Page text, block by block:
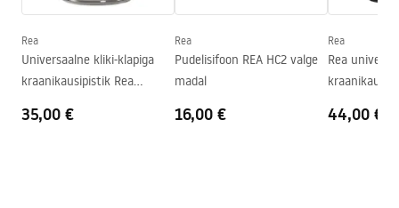
Sügavus
Kuju
Kraani auk
Ei
Rea
Universaalne kliki-klapiga
kraanikausipistik Rea
35,00 €
Rea
Pudelisifoon REA HC2 valge
madal
16,00 €
Rea
Rea
44,00 €